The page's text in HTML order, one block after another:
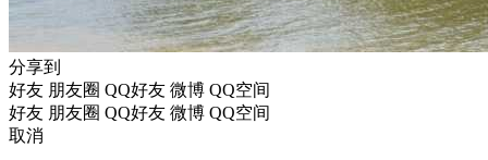
分享到
好友 朋友圈 QQ好友 微博 QQ空间
好友 朋友圈 QQ好友 微博 QQ空间
取消